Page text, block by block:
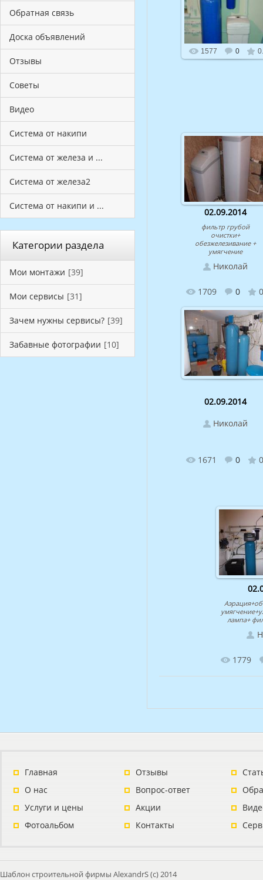
Обратная связь
Доска объявлений
Отзывы
Советы
Видео
Система от накипи
Система от железа и ...
Система от железа2
Система от накипи и ...
Категории раздела
Мои монтажи [39]
Мои сервисы [31]
Зачем нужны сервисы? [39]
Забавные фотографии [10]
Фильтр для очистки
воды от жесткости
Николай
1577 0
02.09.2014
фильтр грубой
очистки+
обезжелезивание +
умягчение
Николай
1709 0
02.09.2014
Николай
1671 0
лампа+
1779
Главная
О нас
Услуги и цены
Фотоальбом
Отзывы
Вопрос-ответ
Акции
Контакты
Шаблон строительной фирмы AlexandrS (с) 2014